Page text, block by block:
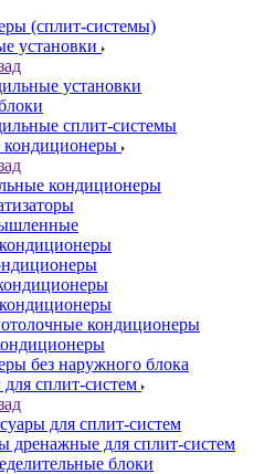
(сплит-системы)
установки
установки
сплит-системы
кондиционеры
кондиционеры
без наружного блока
сплит-систем
для сплит-систем
дренажные для сплит-систем
блоки